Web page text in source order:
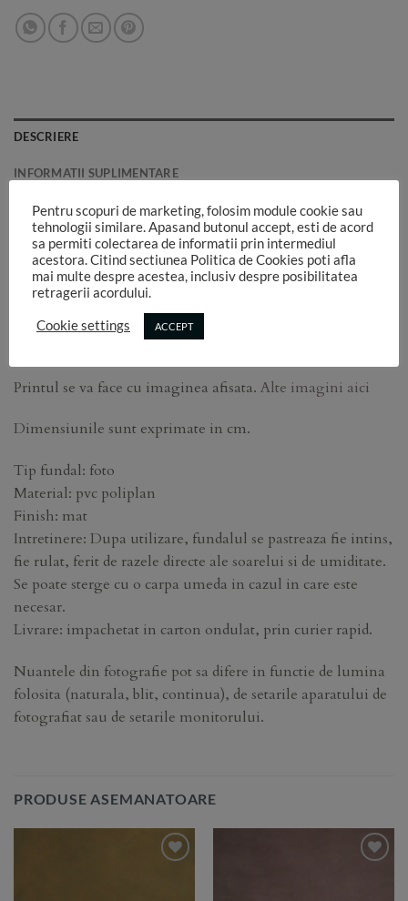
DESCRIERE
INFORMATII SUPLIMENTARE
Fundal PVC printat RAFA 39
Atentie! Aceste fundaluri pvc nu se afla pe stoc.Ele se
printeaza la comanda si nu se accepta retur.
Livrarea dureaza intre 3 si 7 zile, functie de incarcarea
Printul se va face cu imaginea afisata. Alte imagini aici
Dimensiunile sunt exprimate in cm.
Tip fundal: foto
Material: pvc poliplan
Finish: mat
Intretinere: Dupa utilizare, fundalul se pastreaza fie intins,
fie rulat, ferit de razele directe ale soarelui si de umiditate.
Se poate sterge cu o carpa umeda in cazul in care este
necesar.
Livrare: impachetat in carton ondulat, prin curier rapid.
Nuantele din fotografie pot sa difere in functie de lumina
folosita (naturala, blit, continua), de setarile aparatului de
fotografiat sau de setarile monitorului.
PRODUSE ASEMANATOARE
Pentru scopuri de marketing, folosim module cookie sau
tehnologii similare. Apasand butonul accept, esti de acord
sa permiti colectarea de informatii prin intermediul
acestora. Citind sectiunea Politica de Cookies poti afla
mai multe despre acestea, inclusiv despre posibilitatea
retragerii acordului.
Cookie settings ACCEPT